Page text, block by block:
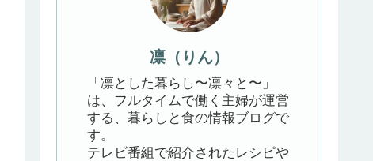
凛（りん）
「凛とした暮らし〜凛々と〜」
は、フルタイムで働く主婦が運営
する、暮らしと食の情報ブログで
す。
テレビ番組で紹介されたレシピや